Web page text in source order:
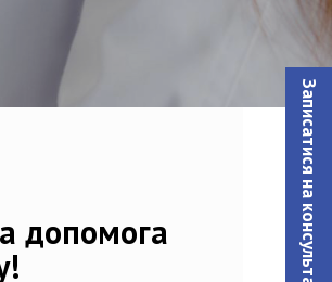
Записатися на консультацiю
допомога